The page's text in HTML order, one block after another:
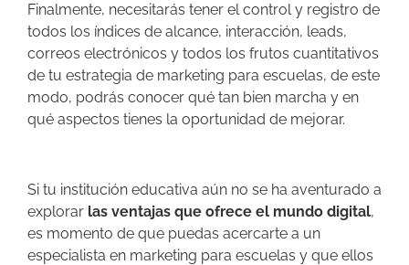
Finalmente, necesitarás tener el control y registro de
todos los índices de alcance, interacción, leads,
correos electrónicos y todos los frutos cuantitativos
de tu estrategia de marketing para escuelas, de este
modo, podrás conocer qué tan bien marcha y en
qué aspectos tienes la oportunidad de mejorar.
Si tu institución educativa aún no se ha aventurado a
explorar las ventajas que ofrece el mundo digital,
es momento de que puedas acercarte a un
especialista en marketing para escuelas y que ellos